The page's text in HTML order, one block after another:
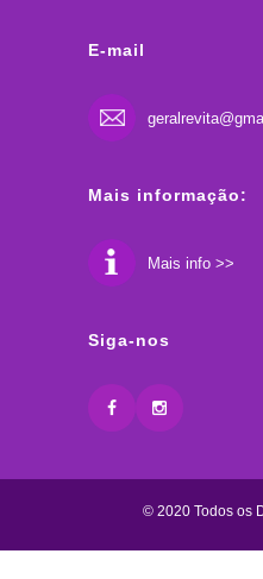
E-mail
Mais informação:
Mais info >>
Siga-nos
© 2020 Todos os